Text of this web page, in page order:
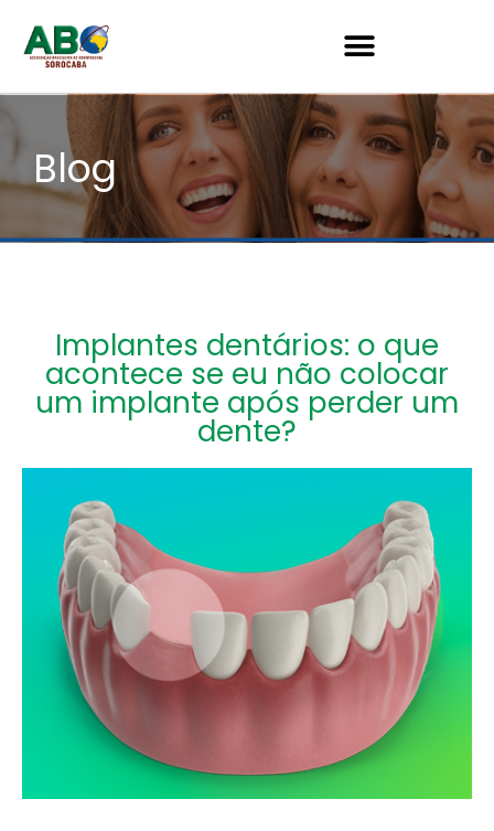
Blog
Implantes dentários: o que
acontece se eu não colocar
um implante após perder um
dente?